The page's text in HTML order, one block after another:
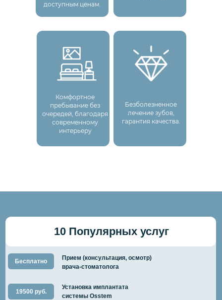
доступным ценам.
Комфортное
пребывание без
очередей, благодаря
современному
интерьеру
Безболезненное
лечение зубов,
гарантия качества.
Прием (консультация, осмотр)
врача-стоматолога
Бесплатно
Установка имплантата
системы Osstem
19500 руб.
10 Популярных услуг